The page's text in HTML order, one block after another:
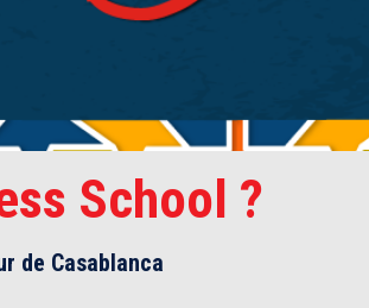
School ?
de Casablanca